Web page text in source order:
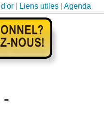
d'or Liens utiles Agenda
-